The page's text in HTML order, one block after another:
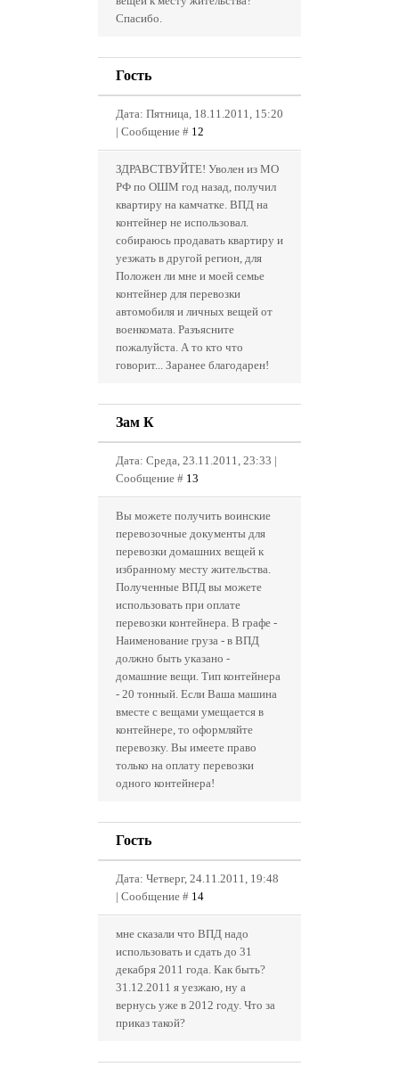
Спасибо.
Гость
Дата: Пятница, 18.11.2011, 15:20
| Сообщение # 12
ЗДРАВСТВУЙТЕ! Уволен из МО
РФ по ОШМ год назад, получил
квартиру на камчатке. ВПД на
контейнер не использовал.
собираюсь продавать квартиру и
уезжать в другой регион, для
Положен ли мне и моей семье
контейнер для перевозки
автомобиля и личных вещей от
военкомата. Разъясните
пожалуйста. А то кто что
говорит... Заранее благодарен!
Зам К
Дата: Среда, 23.11.2011, 23:33 |
Сообщение # 13
Вы можете получить воинские
перевозочные документы для
перевозки домашних вещей к
избранному месту жительства.
Полученные ВПД вы можете
использовать при оплате
перевозки контейнера. В графе -
Наименование груза - в ВПД
должно быть указано -
домашние вещи. Тип контейнера
- 20 тонный. Если Ваша машина
вместе с вещами умещается в
контейнере, то оформляйте
перевозку. Вы имеете право
только на оплату перевозки
одного контейнера!
Гость
Дата: Четверг, 24.11.2011, 19:48
| Сообщение # 14
мне сказали что ВПД надо
использовать и сдать до 31
декабря 2011 года. Как быть?
31.12.2011 я уезжаю, ну а
вернусь уже в 2012 году. Что за
приказ такой?